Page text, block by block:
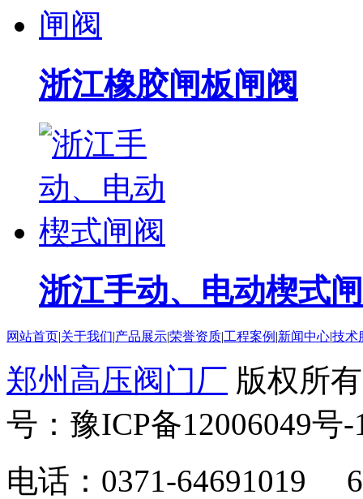
浙江橡胶闸板闸阀
浙江手动、电动楔式闸
网站首页|关于我们|产品展示|荣誉资质|工程案例 |新闻中心|技术
郑州高压阀门厂 版权所
号：豫ICP备12006049号-
电话：0371-